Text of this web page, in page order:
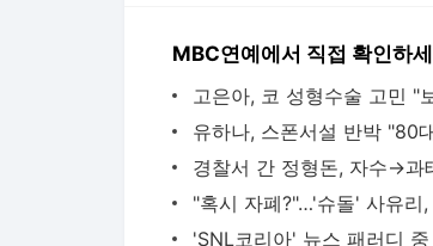
MBC연예에서 직접 확인하
경찰서 간 정형돈, 자수→과